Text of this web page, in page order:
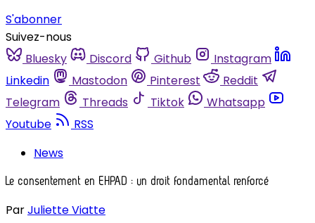
S'abonner
Suivez-nous
Bluesky
Discord Github
Instagram
Linkedin
Mastodon Pinterest
Reddit
Telegram
Threads Tiktok
Whatsapp
Youtube
RSS
News
Le consentement en EHPAD : un droit fondamental renforcé
ParJuliette Viatte